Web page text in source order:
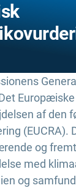
af den
(EUCRA).
og
med
og